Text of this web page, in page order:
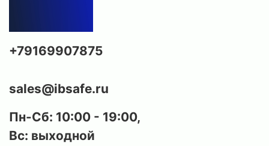
+79169907875
sales@ibsafe.ru
Пн-Сб: 10:00 - 19:00,
Вс: выходной